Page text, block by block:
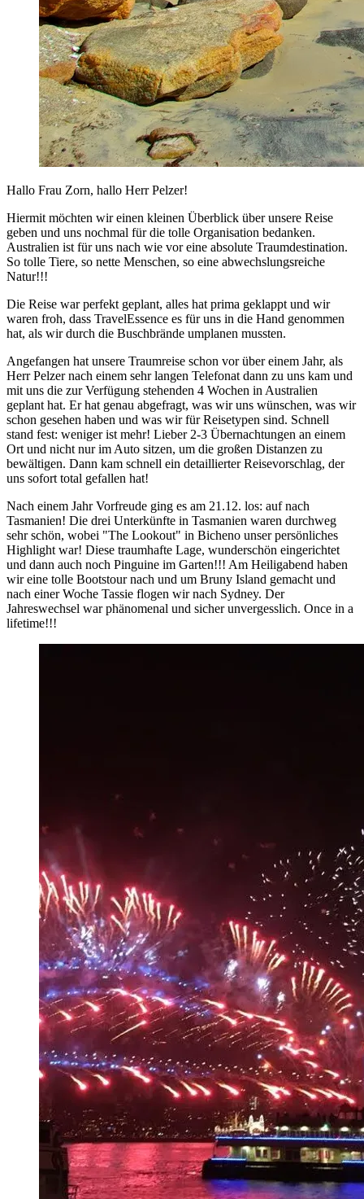
Hallo Frau Zorn, hallo Herr Pelzer!
Hiermit möchten wir einen kleinen Überblick über unsere Reise
geben und uns nochmal für die tolle Organisation bedanken.
Australien ist für uns nach wie vor eine absolute Traumdestination.
So tolle Tiere, so nette Menschen, so eine abwechslungsreiche
Natur!!!
Die Reise war perfekt geplant, alles hat prima geklappt und wir
waren froh, dass TravelEssence es für uns in die Hand genommen
hat, als wir durch die Buschbrände umplanen mussten.
Angefangen hat unsere Traumreise schon vor über einem Jahr, als
Herr Pelzer nach einem sehr langen Telefonat dann zu uns kam und
mit uns die zur Verfügung stehenden 4 Wochen in Australien
geplant hat. Er hat genau abgefragt, was wir uns wünschen, was wir
schon gesehen haben und was wir für Reisetypen sind. Schnell
stand fest: weniger ist mehr! Lieber 2-3 Übernachtungen an einem
Ort und nicht nur im Auto sitzen, um die großen Distanzen zu
bewältigen. Dann kam schnell ein detaillierter Reisevorschlag, der
uns sofort total gefallen hat!
Nach einem Jahr Vorfreude ging es am 21.12. los: auf nach
Tasmanien! Die drei Unterkünfte in Tasmanien waren durchweg
sehr schön, wobei "The Lookout" in Bicheno unser persönliches
Highlight war! Diese traumhafte Lage, wunderschön eingerichtet
und dann auch noch Pinguine im Garten!!! Am Heiligabend haben
wir eine tolle Bootstour nach und um Bruny Island gemacht und
nach einer Woche Tassie flogen wir nach Sydney. Der
Jahreswechsel war phänomenal und sicher unvergesslich. Once in a
lifetime!!!